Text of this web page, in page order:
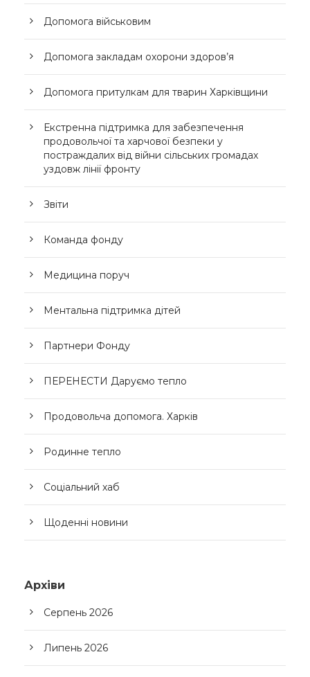
Допомога військовим
Допомога закладам охорони здоров’я
Допомога притулкам для тварин Харківщини
Екстренна підтримка для забезпечення
продовольчої та харчової безпеки у
постраждалих від війни сільських громадах
уздовж лінії фронту
Звіти
Команда фонду
Медицина поруч
Ментальна підтримка дітей
Партнери Фонду
ПЕРЕНЕСТИ Даруємо тепло
Продовольча допомога. Харків
Родинне тепло
Соціальний хаб
Щоденні новини
Архіви
Серпень 2026
Липень 2026